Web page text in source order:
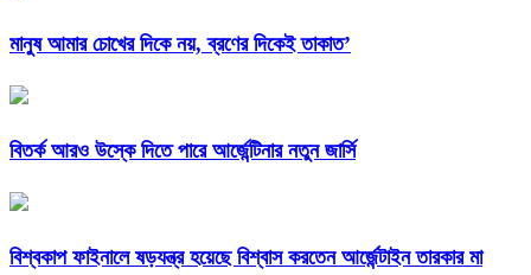
মানুষ আমার চোখের দিকে নয়, ব্রণের দিকেই তাকাত’
বিতর্ক আরও উস্কে দিতে পারে আর্জেন্টিনার নতুন জার্সি
বিশ্বকাপ ফাইনালে ষড়যন্ত্র হয়েছে বিশ্বাস করতেন আর্জেন্টাইন তারকার মা